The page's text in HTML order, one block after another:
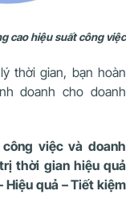
cao hiệu suất công việc
thời gian, bạn hoàn
doanh cho doanh
việc và doanh
thời gian hiệu quả
Hiệu quả – Tiết kiệm